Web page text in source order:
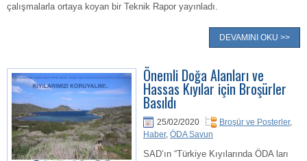
çalışmalarla ortaya koyan bir Teknik Rapor yayınladı.
DEVAMINI OKU >>
Önemli Doğa Alanları ve
Hassas Kıyılar için Broşürler
Basıldı
25/02/2020 Broşür ve Posterler,
Haber, ÖDA Savun
SAD’ın “Türkiye Kıyılarında ÖDA ları